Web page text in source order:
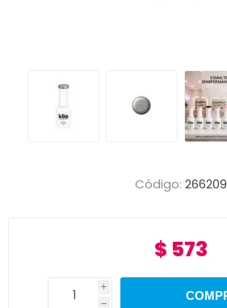
Código: 266209
$ 573
i
h